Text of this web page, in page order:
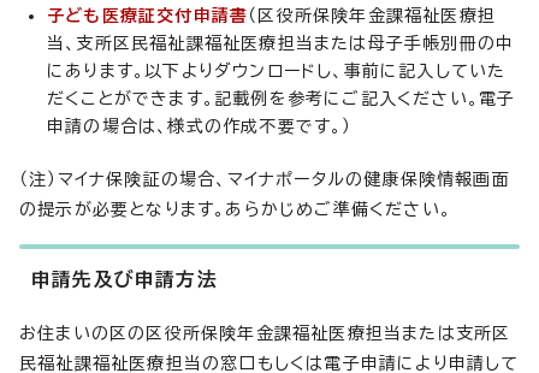
子ども医療証交付申請書 （区役所保険年金課福祉医療担
当、支所区民福祉課福祉医療担当または母子手帳別冊の中
にあります。以下よりダウンロードし、事前に記入していた
だくことができます。記載例を参考にご記入ください。電子
申請の場合は、様式の作成不要です。）
（注）マイナ保険証の場合、マイナポータルの健康保険情報画面
の提示が必要となります。あらかじめご準備ください。
申請先及び申請方法
お住まいの区の区役所保険年金課福祉医療担当または支所区
民福祉課福祉医療担当の窓口もしくは電子申請により申請して